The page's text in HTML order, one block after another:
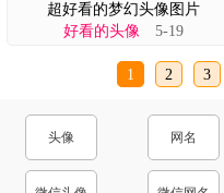
超好看的梦幻头像图片
好看的头像5-19
1 2 3
头像 网名